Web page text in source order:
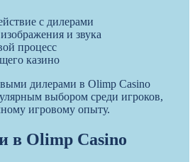
с дилерами
и звука
процесс
казино
дилерами в Olimp Casino
выбором среди игроков,
игровому опыту.
в Olimp Casino